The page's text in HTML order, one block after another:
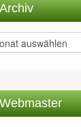
Archiv
Webmaster